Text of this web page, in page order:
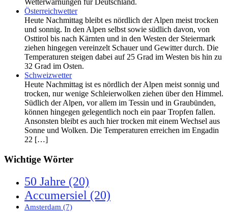
Wetterwarnungen für Deutschland.
Österreichwetter
Heute Nachmittag bleibt es nördlich der Alpen meist trocken
und sonnig. In den Alpen selbst sowie südlich davon, von
Osttirol bis nach Kärnten und in den Westen der Steiermark
ziehen hingegen vereinzelt Schauer und Gewitter durch. Die
Temperaturen steigen dabei auf 25 Grad im Westen bis hin zu
32 Grad im Osten.
Schweizwetter
Heute Nachmittag ist es nördlich der Alpen meist sonnig und
trocken, nur wenige Schleierwolken ziehen über den Himmel.
Südlich der Alpen, vor allem im Tessin und in Graubünden,
können hingegen gelegentlich noch ein paar Tropfen fallen.
Ansonsten bleibt es auch hier trocken mit einem Wechsel aus
Sonne und Wolken. Die Temperaturen erreichen im Engadin
22 […]
Wichtige Wörter
50 Jahre (20)
Accumersiel (20)
Amsterdam (7)